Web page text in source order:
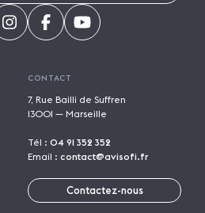
CONTACT
7, Rue Bailli de Suffren
13001 — Marseille
Tél : 04 91 352 352
Email : contact@avisofi.fr
Contactez-nous